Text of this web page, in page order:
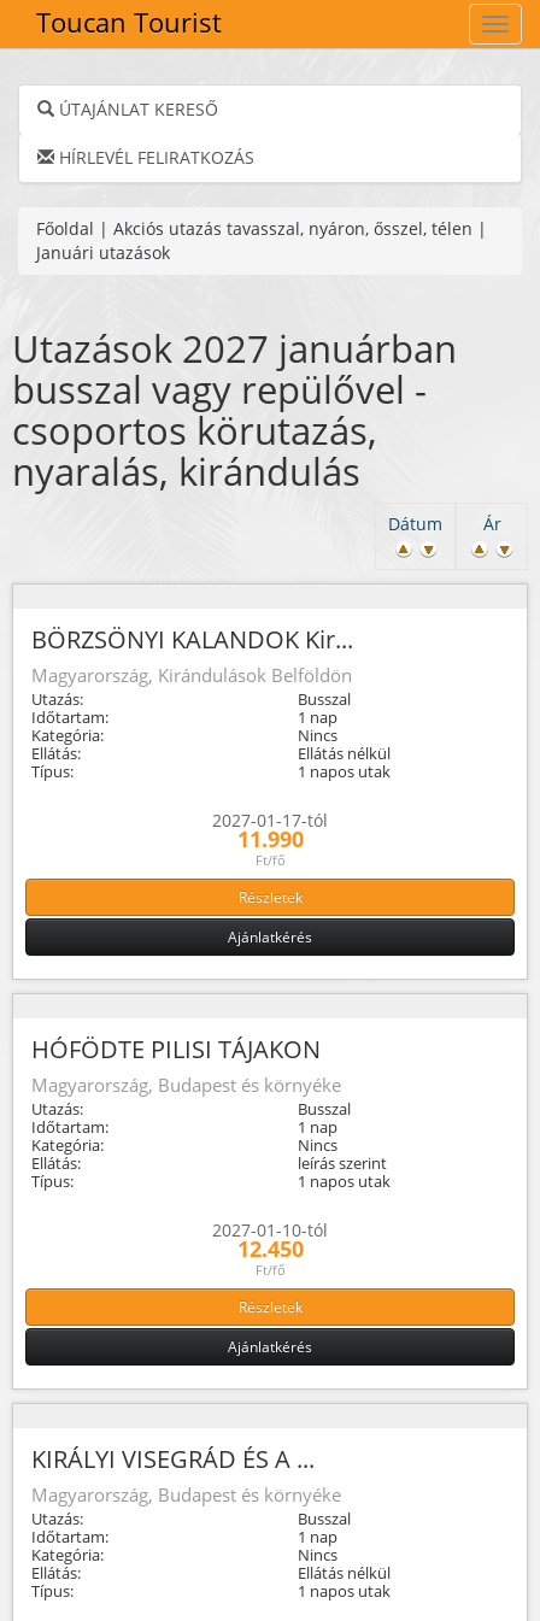
Toucan Tourist
ÚTAJÁNLAT KERESŐ
HÍRLEVÉL FELIRATKOZÁS
Főoldal | Akciós utazás tavasszal, nyáron, ősszel, télen |
Januári utazások
Utazások 2027 januárban
busszal vagy repülővel -
csoportos körutazás,
nyaralás, kirándulás
Ár
Dátum
BÖRZSÖNYI KALANDOK Kir...
Magyarország, Kirándulások Belföldön
Utazás:
Busszal
Időtartam:
1 nap
Kategória:
Nincs
Ellátás:
Ellátás nélkül
Típus:
1 napos utak
2027-01-17-tól
11.990
Ft/fő
Részletek
Ajánlatkérés
HÓFÖDTE PILISI TÁJAKON
Magyarország, Budapest és környéke
Utazás:
Busszal
Időtartam:
1 nap
Kategória:
Nincs
Ellátás:
leírás szerint
Típus:
1 napos utak
2027-01-10-tól
12.450
Ft/fő
Részletek
Ajánlatkérés
KIRÁLYI VISEGRÁD ÉS A ...
Magyarország, Budapest és környéke
Utazás:
Busszal
Időtartam:
1 nap
Kategória:
Nincs
Ellátás:
Ellátás nélkül
Típus:
1 napos utak